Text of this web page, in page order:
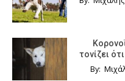
τονίζει
By: